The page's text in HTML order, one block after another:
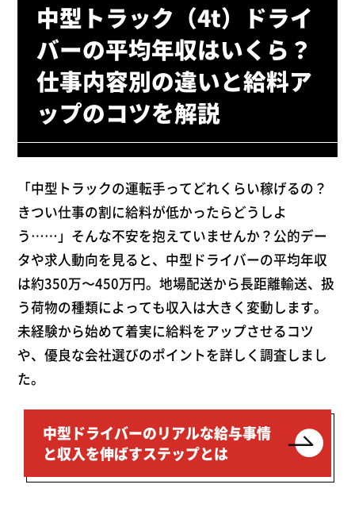
中型トラック（4t）ドライ
バーの平均年収はいくら？
仕事内容別の違いと給料ア
ップのコツを解説
「中型トラックの運転手ってどれくらい稼げるの？
きつい仕事の割に給料が低かったらどうしよ
う……」そんな不安を抱えていませんか？公的デー
タや求人動向を見ると、中型ドライバーの平均年収
は約350万〜450万円。地場配送から長距離輸送、扱
う荷物の種類によっても収入は大きく変動します。
未経験から始めて着実に給料をアップさせるコツ
や、優良な会社選びのポイントを詳しく調査しまし
た。
中型ドライバーのリアルな給与事情
と収入を伸ばすステップとは